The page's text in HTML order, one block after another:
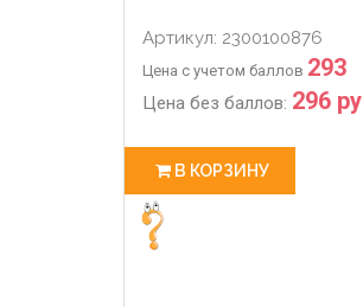
Артикул: 2300100876
Цена с учетом баллов 293
Цена без баллов: 296
В КОРЗИНУ